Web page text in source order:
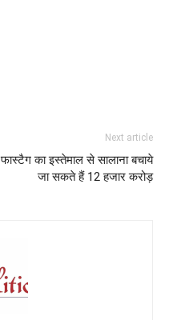
Next article
फास्टैग का इस्तेमाल से सालाना बचाये
जा सकते हैं 12 हजार करोड़